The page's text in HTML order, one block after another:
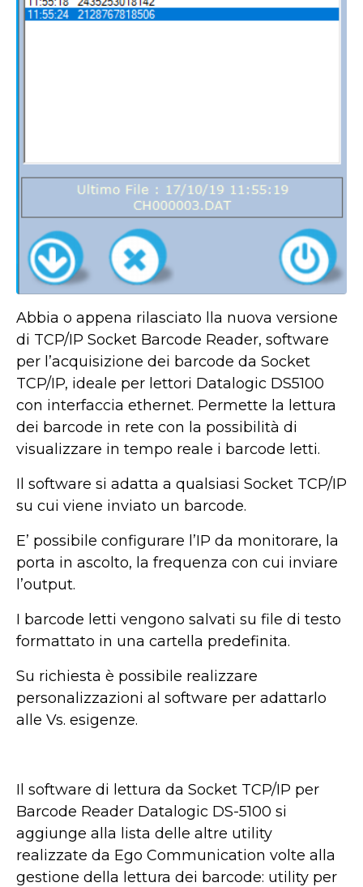
Abbia o appena rilasciato lla nuova versione
di TCP/IP Socket Barcode Reader, software
per l’acquisizione dei barcode da Socket
TCP/IP, ideale per lettori Datalogic DS5100
con interfaccia ethernet. Permette la lettura
dei barcode in rete con la possibilità di
visualizzare in tempo reale i barcode letti.
Il software si adatta a qualsiasi Socket TCP/IP
su cui viene inviato un barcode.
E’ possibile configurare l’IP da monitorare, la
porta in ascolto, la frequenza con cui inviare
l’output.
I barcode letti vengono salvati su file di testo
formattato in una cartella predefinita.
Su richiesta è possibile realizzare
personalizzazioni al software per adattarlo
alle Vs. esigenze.
Il software di lettura da Socket TCP/IP per
Barcode Reader Datalogic DS-5100 si
aggiunge alla lista delle altre utility
realizzate da Ego Communication volte alla
gestione della lettura dei barcode: utility per